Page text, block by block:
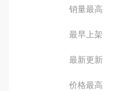
销量最高
最早上架
最新更新
价格最高